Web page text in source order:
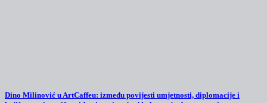
Dino Milinović u ArtCaffeu: između povijesti umjetnosti, diplomacije i